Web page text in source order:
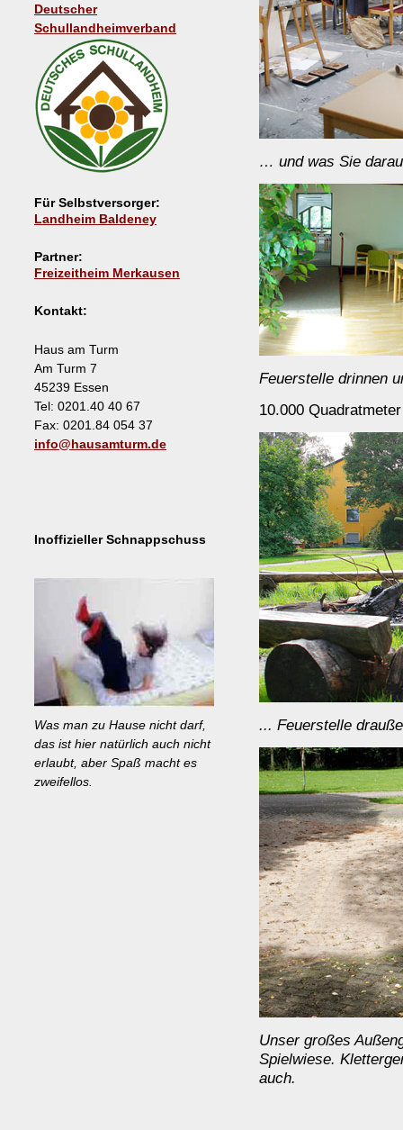
Deutscher
Schullandheimverband
Für Selbstversorger:
Landheim Baldeney
Partner:
Freizeitheim Merkausen
Kontakt:
Haus am Turm
Am Turm 7
45239 Essen
Tel: 0201.40 40 67
Fax: 0201.84 054 37
info@hausamturm.de
Inoffizieller Schnappschuss
Was man zu Hause nicht darf,
das ist hier natürlich auch nicht
erlaubt, aber Spaß macht es
zweifellos.
… und was Sie
Feuerstelle drinnen
10.000
... Feuerstelle
Unser großes
Spielwiese.
auch.